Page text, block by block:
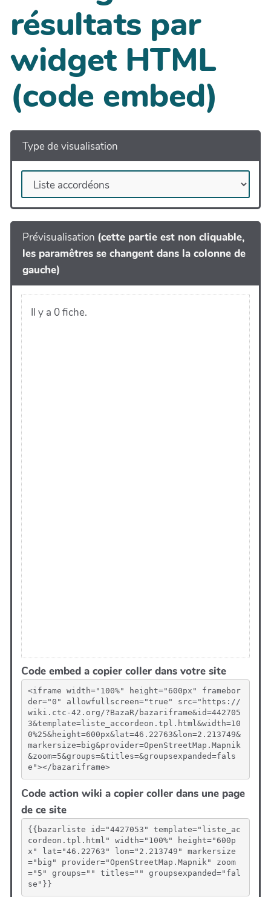
résultats par
widget HTML
(code embed)
Type de visualisation
Prévisualisation (cette partie est non cliquable,
les paramêtres se changent dans la colonne de
gauche)
Code embed a copier coller dans votre site
<iframe width="100%" height="600px" framebor
der="0" allowfullscreen="true" src="https://
wiki.ctc-42.org/?BazaR/bazariframe&id=442705
3&template=liste_accordeon.tpl.html&width=10
0%25&height=600px&lat=46.22763&lon=2.213749&
markersize=big&provider=OpenStreetMap.Mapnik
&zoom=5&groups=&titles=&groupsexpanded=fals
e"></bazariframe>
Code action wiki a copier coller dans une page
de ce site
{{bazarliste id="4427053" template="liste_ac
cordeon.tpl.html" width="100%" height="600p
x" lat="46.22763" lon="2.213749" markersize
="big" provider="OpenStreetMap.Mapnik" zoom
="5" groups="" titles="" groupsexpanded="fal
se"}}